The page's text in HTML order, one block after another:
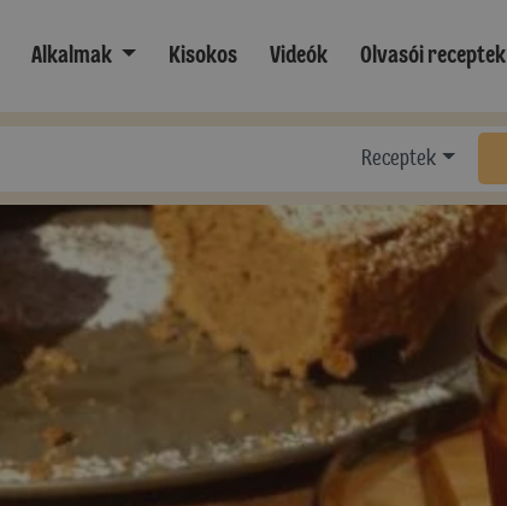
Alkalmak Kisokos Videók Olvasói receptek
Receptek